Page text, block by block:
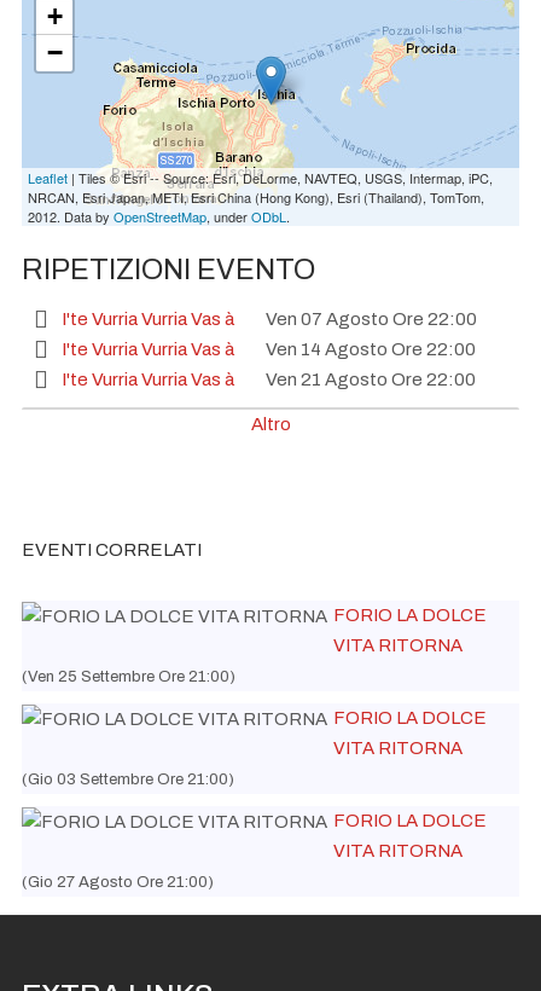
+
−
Leaflet | Tiles © Esri -- Source: Esri, DeLorme, NAVTEQ, USGS, Intermap, iPC,
NRCAN, Esri Japan, METI, Esri China (Hong Kong), Esri (Thailand), TomTom,
2012. Data by OpenStreetMap, underODbL.
RIPETIZIONI EVENTO
I'te Vurria Vurria Vas à
Ven 07 Agosto Ore 22:00
I'te Vurria Vurria Vas à
Ven 14 Agosto Ore 22:00
I'te Vurria Vurria Vas à
Ven 21 Agosto Ore 22:00
I'te Vurria Vurria Vas à
Ven 28 Agosto Ore 22:00
Altro
EVENTI CORRELATI
FORIO LA DOLCE
VITA RITORNA
(Ven 25 Settembre Ore 21:00)
FORIO LA DOLCE
VITA RITORNA
(Gio 03 Settembre Ore 21:00)
FORIO LA DOLCE
VITA RITORNA
(Gio 27 Agosto Ore 21:00)